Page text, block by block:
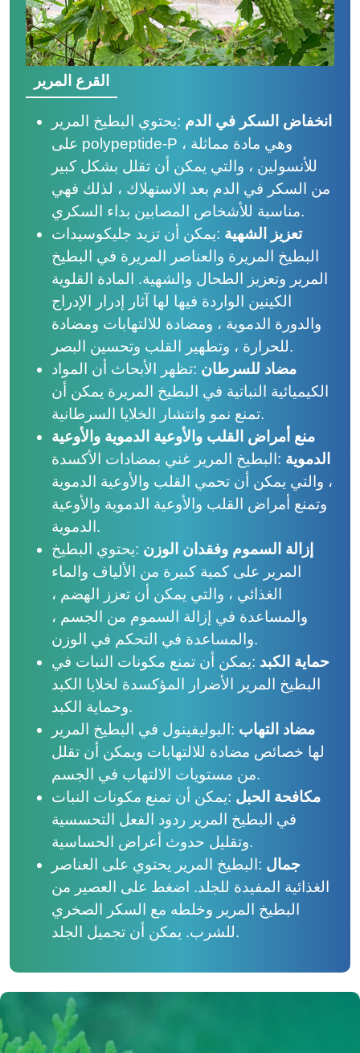
القرع المرير
انخفاض السكر في الدم :يحتوي البطيخ المرير
على polypeptide-P ، وهي مادة مماثلة
للأنسولين ، والتي يمكن أن تقلل بشكل كبير
من السكر في الدم بعد الاستهلاك ، لذلك فهي
مناسبة للأشخاص المصابين بداء السكري.
تعزيز الشهية :يمكن أن تزيد جليكوسيدات
البطيخ المريرة والعناصر المريرة في البطيخ
المرير وتعزيز الطحال والشهية. المادة القلوية
الكينين الواردة فيها لها آثار إدرار الإدراج
والدورة الدموية ، ومضادة للالتهابات ومضادة
للحرارة ، وتطهير القلب وتحسين البصر.
مضاد للسرطان :تظهر الأبحاث أن المواد
الكيميائية النباتية في البطيخ المريرة يمكن أن
تمنع نمو وانتشار الخلايا السرطانية.
منع أمراض القلب والأوعية الدموية والأوعية
الدموية : البطيخ المرير غني بمضادات الأكسدة
، والتي يمكن أن تحمي القلب والأوعية الدموية
وتمنع أمراض القلب والأوعية الدموية والأوعية
الدموية.
إزالة السموم وفقدان الوزن :يحتوي البطيخ
المرير على كمية كبيرة من الألياف والماء
الغذائي ، والتي يمكن أن تعزز الهضم ،
والمساعدة في إزالة السموم من الجسم ،
والمساعدة في التحكم في الوزن.
حماية الكبد :يمكن أن تمنع مكونات النبات في
البطيخ المرير الأضرار المؤكسدة لخلايا الكبد
وحماية الكبد.
مضاد التهاب : البوليفينول في البطيخ المرير
لها خصائص مضادة للالتهابات ويمكن أن تقلل
من مستويات الالتهاب في الجسم.
مكافحة الحبل :يمكن أن تمنع مكونات النبات
في البطيخ المرير ردود الفعل التحسسية
وتقليل حدوث أعراض الحساسية.
جمال : البطيخ المرير يحتوي على العناصر
الغذائية المفيدة للجلد. اضغط على العصير من
البطيخ المرير وخلطه مع السكر الصخري
للشرب. يمكن أن تجميل الجلد.